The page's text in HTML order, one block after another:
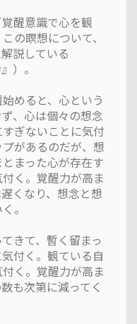
醒意識で心を観
の瞑想について、
説している
）。
めると、心という
、心は個々の想念
ぎないことに気付
があるのだが、想
まった心が存在す
く。覚醒力が高ま
くなり、想念と想
。
きて、暫く留まっ
付く。観ている自
く。覚醒力が高ま
も次第に減ってく